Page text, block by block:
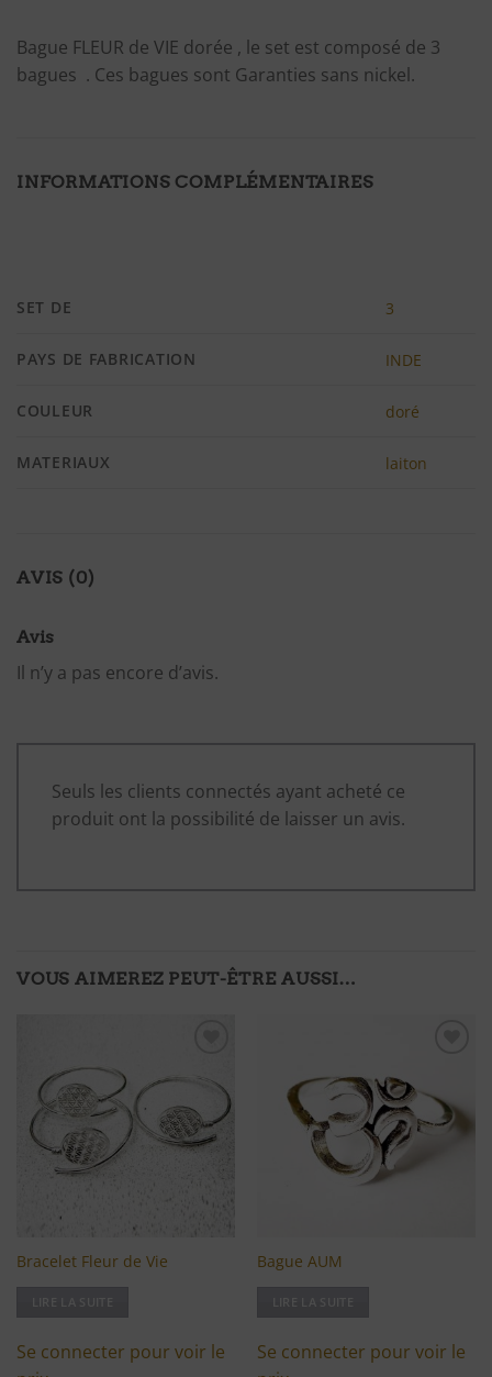
Bague FLEUR de VIE dorée , le set est composé de 3
bagues . Ces bagues sont Garanties sans nickel.
INFORMATIONS COMPLÉMENTAIRES
SET DE 3
PAYS DE FABRICATION INDE
COULEUR doré
MATERIAUX laiton
AVIS (0)
Avis
Il n’y a pas encore d’avis.
Seuls les clients connectés ayant acheté ce
produit ont la possibilité de laisser un avis.
VOUS AIMEREZ PEUT-ÊTRE AUSSI…
à ma
d'envies
Bracelet Fleur de Vie
Se connecter pour voir le
liste
d'envies
Bague AUM
Se connecter pour voir le